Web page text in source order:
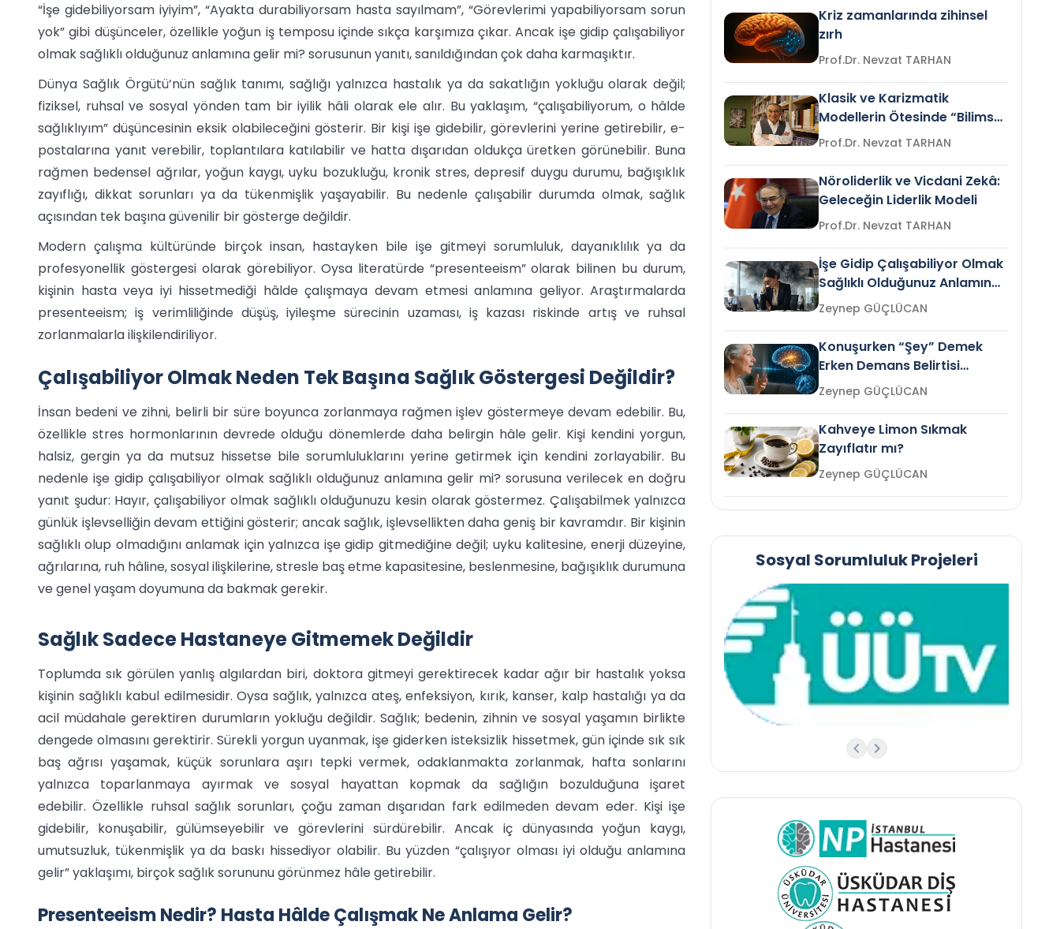
“İşe gidebiliyorsam iyiyim”, “Ayakta durabiliyorsam hasta sayılmam”, “Görevlerimi yapabiliyorsam sorun
yok” gibi düşünceler, özellikle yoğun iş temposu içinde sıkça karşımıza çıkar. Ancak işe gidip çalışabiliyor
olmak sağlıklı olduğunuz anlamına gelir mi? sorusunun yanıtı, sanıldığından çok daha karmaşıktır.
Dünya Sağlık Örgütü’nün sağlık tanımı, sağlığı yalnızca hastalık ya da sakatlığın yokluğu olarak değil;
fiziksel, ruhsal ve sosyal yönden tam bir iyilik hâli olarak ele alır. Bu yaklaşım, “çalışabiliyorum, o hâlde
sağlıklıyım” düşüncesinin eksik olabileceğini gösterir. Bir kişi işe gidebilir, görevlerini yerine getirebilir, e-
postalarına yanıt verebilir, toplantılara katılabilir ve hatta dışarıdan oldukça üretken görünebilir. Buna
rağmen bedensel ağrılar, yoğun kaygı, uyku bozukluğu, kronik stres, depresif duygu durumu, bağışıklık
zayıflığı, dikkat sorunları ya da tükenmişlik yaşayabilir. Bu nedenle çalışabilir durumda olmak, sağlık
açısından tek başına güvenilir bir gösterge değildir.
Modern çalışma kültüründe birçok insan, hastayken bile işe gitmeyi sorumluluk, dayanıklılık ya da
profesyonellik göstergesi olarak görebiliyor. Oysa literatürde “presenteeism” olarak bilinen bu durum,
kişinin hasta veya iyi hissetmediği hâlde çalışmaya devam etmesi anlamına geliyor. Araştırmalarda
presenteeism; iş verimliliğinde düşüş, iyileşme sürecinin uzaması, iş kazası riskinde artış ve ruhsal
zorlanmalarla ilişkilendiriliyor.
Çalışabiliyor Olmak Neden Tek Başına Sağlık Göstergesi Değildir?
İnsan bedeni ve zihni, belirli bir süre boyunca zorlanmaya rağmen işlev göstermeye devam edebilir. Bu,
özellikle stres hormonlarının devrede olduğu dönemlerde daha belirgin hâle gelir. Kişi kendini yorgun,
halsiz, gergin ya da mutsuz hissetse bile sorumluluklarını yerine getirmek için kendini zorlayabilir. Bu
nedenle işe gidip çalışabiliyor olmak sağlıklı olduğunuz anlamına gelir mi? sorusuna verilecek en doğru
yanıt şudur: Hayır, çalışabiliyor olmak sağlıklı olduğunuzu kesin olarak göstermez. Çalışabilmek yalnızca
günlük işlevselliğin devam ettiğini gösterir; ancak sağlık, işlevsellikten daha geniş bir kavramdır. Bir kişinin
sağlıklı olup olmadığını anlamak için yalnızca işe gidip gitmediğine değil; uyku kalitesine, enerji düzeyine,
ağrılarına, ruh hâline, sosyal ilişkilerine, stresle baş etme kapasitesine, beslenmesine, bağışıklık durumuna
ve genel yaşam doyumuna da bakmak gerekir.
Sağlık Sadece Hastaneye Gitmemek Değildir
Toplumda sık görülen yanlış algılardan biri, doktora gitmeyi gerektirecek kadar ağır bir hastalık yoksa
kişinin sağlıklı kabul edilmesidir. Oysa sağlık, yalnızca ateş, enfeksiyon, kırık, kanser, kalp hastalığı ya da
acil müdahale gerektiren durumların yokluğu değildir. Sağlık; bedenin, zihnin ve sosyal yaşamın birlikte
dengede olmasını gerektirir. Sürekli yorgun uyanmak, işe giderken isteksizlik hissetmek, gün içinde sık sık
baş ağrısı yaşamak, küçük sorunlara aşırı tepki vermek, odaklanmakta zorlanmak, hafta sonlarını
yalnızca toparlanmaya ayırmak ve sosyal hayattan kopmak da sağlığın bozulduğuna işaret
edebilir. Özellikle ruhsal sağlık sorunları, çoğu zaman dışarıdan fark edilmeden devam eder. Kişi işe
gidebilir, konuşabilir, gülümseyebilir ve görevlerini sürdürebilir. Ancak iç dünyasında yoğun kaygı,
umutsuzluk, tükenmişlik ya da baskı hissediyor olabilir. Bu yüzden “çalışıyor olması iyi olduğu anlamına
gelir” yaklaşımı, birçok sağlık sorununu görünmez hâle getirebilir.
Presenteeism Nedir? Hasta Hâlde Çalışmak Ne Anlama Gelir?
Kriz zamanlarında zihinsel
zırh
Prof.Dr. Nevzat TARHAN
Klasik ve Karizmatik
Modellerin Ötesinde “Bilimsel
Liderlik”
Prof.Dr. Nevzat TARHAN
Nöroliderlik ve Vicdani Zekâ:
Geleceğin Liderlik Modeli
Prof.Dr. Nevzat TARHAN
İşe Gidip Çalışabiliyor Olmak
Sağlıklı Olduğunuz Anlamına
Gelir mi?Zeynep GÜÇLÜCAN
Konuşurken “Şey” Demek
Erken Demans Belirtisi
Olabilir mi?Zeynep GÜÇLÜCAN
Kahveye Limon Sıkmak
Zayıflatır mı?
Zeynep GÜÇLÜCAN
Sosyal Sorumluluk Projeleri